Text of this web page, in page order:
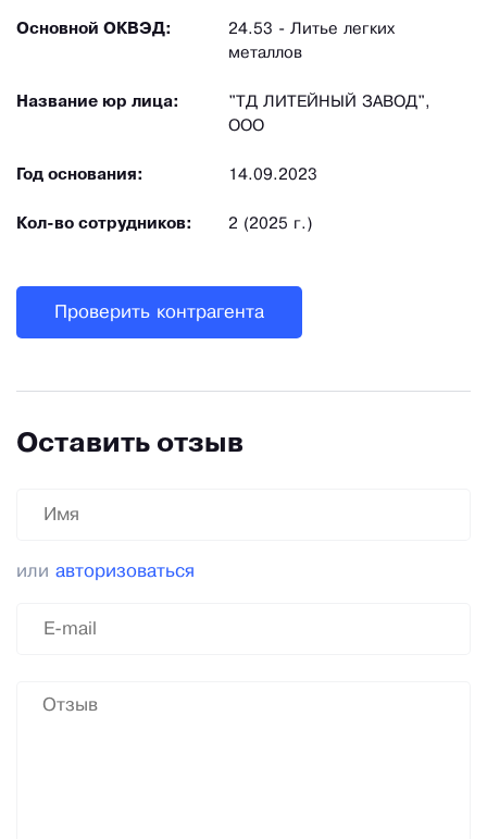
Основной ОКВЭД:
24.53 - Литье легких
металлов
Название юр лица:
"ТД ЛИТЕЙНЫЙ ЗАВОД",
ООО
Год основания: 14.09.2023
Кол-во сотрудников: 2 (2025 г.)
Проверить контрагента
Оставить отзыв
или авторизоваться